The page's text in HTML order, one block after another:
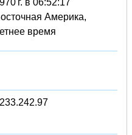
Америка,
время